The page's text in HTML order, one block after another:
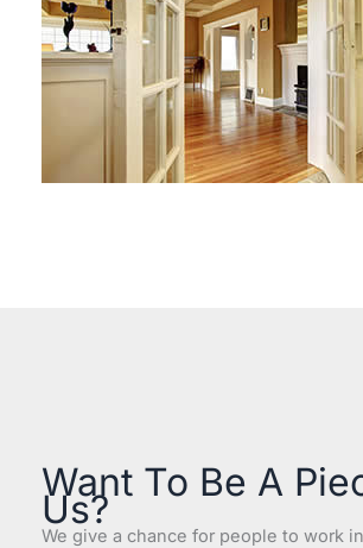
Want To Be A
Us?
We give a chance for people to work